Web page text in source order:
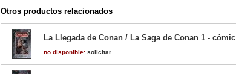
Otros productos relacionados
La Llegada de Conan / La Saga de Conan 1 - cómic
no disponible: solicitar